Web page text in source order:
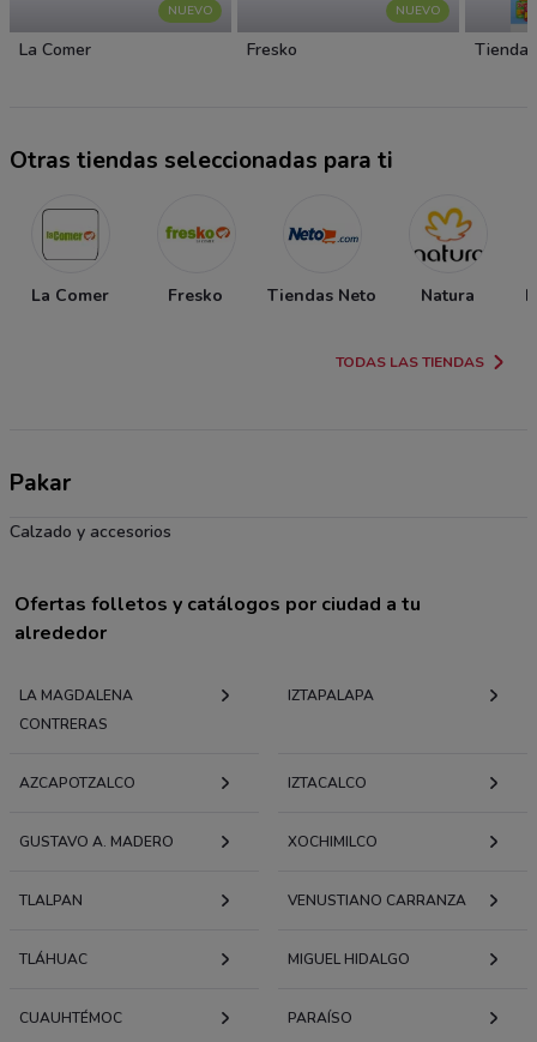
NUEVO
La Comer
NUEVO
Fresko
Otras tiendas seleccionadas para ti
La Comer Fresko Tiendas Neto Natura
TODAS LAS TIENDAS
Pakar
Calzado y accesorios
Ofertas folletos y catálogos por ciudad a tu
alrededor
LA MAGDALENA
CONTRERAS
IZTAPALAPA
AZCAPOTZALCO IZTACALCO
GUSTAVO A. MADERO XOCHIMILCO
TLALPAN VENUSTIANO CARRANZA
TLÁHUAC MIGUEL HIDALGO
CUAUHTÉMOC PARAÍSO